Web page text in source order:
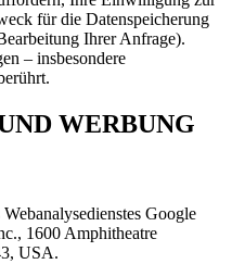
für die Datenspeicherung
Ihrer Anfrage).
– insbesondere
WERBUNG
Google
1600 Amphitheatre
USA.